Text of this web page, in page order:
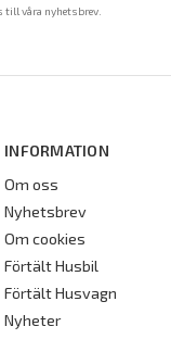
till våra nyhetsbrev.
INFORMATION
Om oss
Nyhetsbrev
Om cookies
Förtält Husbil
Förtält Husvagn
Nyheter